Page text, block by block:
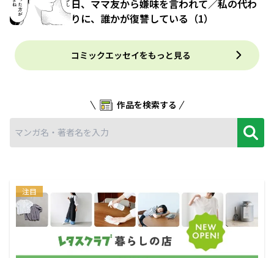
日、ママ友から嫌味を言われて／私の代わ
りに、誰かが復讐している（1）
コミックエッセイをもっと見る
作品を検索する
注目